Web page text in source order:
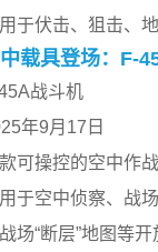
于伏击、狙击、
载具登场：F-
战斗机
年9月17日
可操控的空中作
于空中侦察、战
场“断层”地图等开